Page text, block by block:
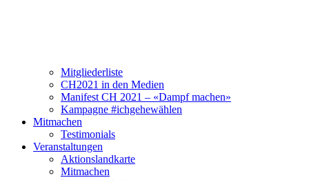
Mitgliederliste
CH2021 in den Medien
Manifest CH 2021 – «Dampf machen»
Kampagne #ichgehewählen
Mitmachen
Testimonials
Veranstaltungen
Aktionslandkarte
Mitmachen